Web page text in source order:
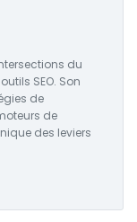
du
SEO. Son
de
de
des leviers